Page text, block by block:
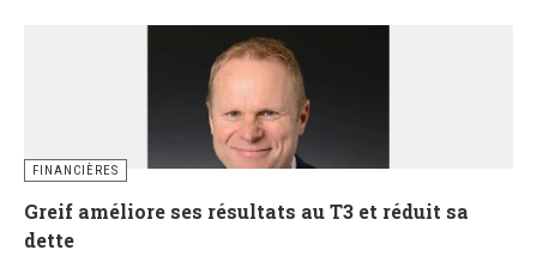
FINANCIÈRES
Greif améliore ses résultats au T3 et réduit sa
dette